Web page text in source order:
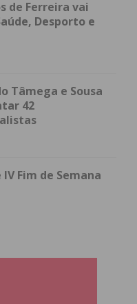
de Ferreira vai
Desporto e
Tâmega e Sousa
42
IV Fim de Semana